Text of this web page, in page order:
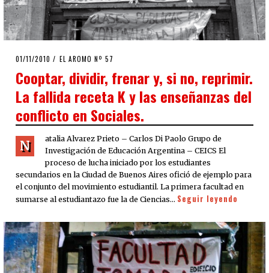
POSTED
01/11/2010 08/08/2020
EL AROMO Nº 57
Cooptar, dividir, frenar y, si no, reprimir.
La fallida receta K y las enseñanzas del
conflicto en Sociales.
N
atalia Alvarez Prieto – Carlos Di Paolo Grupo de
Investigación de Educación Argentina – CEICS El
proceso de lucha iniciado por los estudiantes
secundarios en la Ciudad de Buenos Aires ofició de ejemplo para
el conjunto del movimiento estudiantil. La primera facultad en
sumarse al estudiantazo fue la de Ciencias… Seguir leyendo